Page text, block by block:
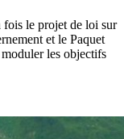
le projet de loi sur
et le Paquet
les objectifs